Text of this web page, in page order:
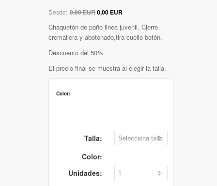
Desde: 0,00 EUR0,00 EUR
Chaquetón de paño linea juvenil. Cierre
cremallera y abotonado,tira cuello botón.
Descuento del 50%
El precio final se muestra al elegir la talla.
Color:
Talla:
Color:
Unidades: